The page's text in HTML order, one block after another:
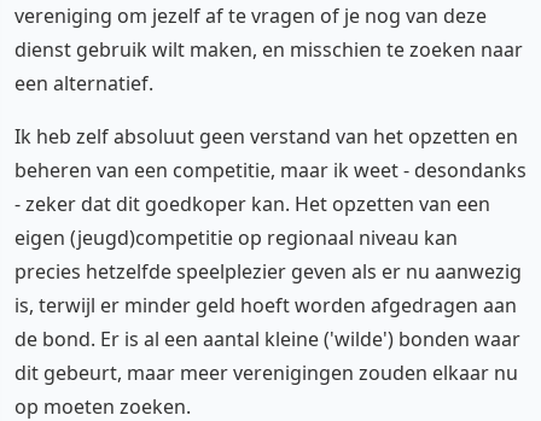
vereniging om jezelf af te vragen of je nog van deze
dienst gebruik wilt maken, en misschien te zoeken naar
een alternatief.
Ik heb zelf absoluut geen verstand van het opzetten en
beheren van een competitie, maar ik weet - desondanks
- zeker dat dit goedkoper kan. Het opzetten van een
eigen (jeugd)competitie op regionaal niveau kan
precies hetzelfde speelplezier geven als er nu aanwezig
is, terwijl er minder geld hoeft worden afgedragen aan
de bond. Er is al een aantal kleine ('wilde') bonden waar
dit gebeurt, maar meer verenigingen zouden elkaar nu
op moeten zoeken.